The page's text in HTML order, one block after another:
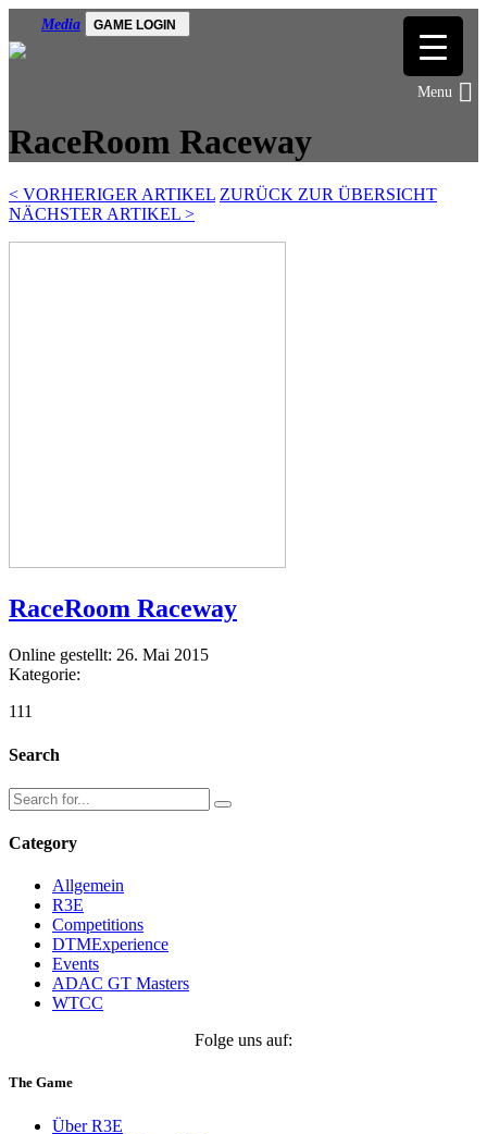
Media GAME LOGIN
RaceRoom Raceway
< VORHERIGER ARTIKEL ZURÜCK ZUR ÜBERSICHT
NÄCHSTER ARTIKEL >
RaceRoom Raceway
Online gestellt: 26. Mai 2015
Kategorie:
111
Search
Category
Allgemein
R3E
Competitions
DTMExperience
Events
ADAC GT Masters
WTCC
Folge uns auf:
The Game
Über R3E